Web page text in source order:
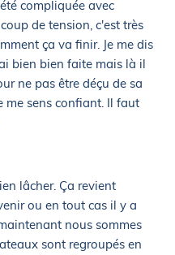
compliquée avec
de tension, c'est très
ça va finir. Je me dis
bien bien faite mais là il
ne pas être déçu de sa
me sens confiant. Il faut
lâcher. Ça revient
ou en tout cas il y a
nous sommes
sont regroupés en